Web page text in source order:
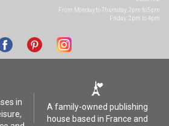
From Monday to Thursday, 2pm to 5pm
Friday: 2pm to 4pm
in
A family-owned publishing
house based in France and